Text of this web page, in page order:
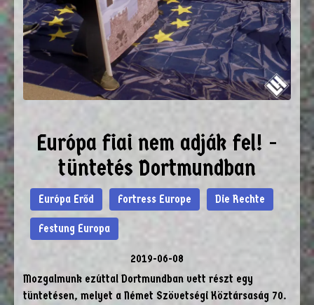
Európa fiai nem adják fel! -
tüntetés Dortmundban
Európa Erőd Fortress Europe Die Rechte
Festung Europa
2019-06-08
Mozgalmunk ezúttal Dortmundban vett részt egy
tüntetésen, melyet a Német Szövetségi Köztársaság 70.